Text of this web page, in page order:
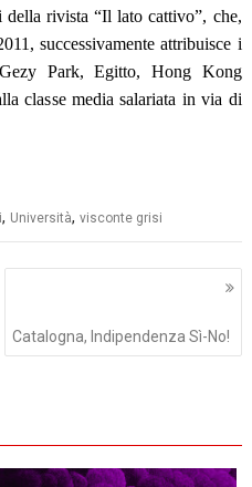
rivista “Il lato cattivo”, che,
successivamente attribuisce i
Park, Egitto, Hong Kong
classe media salariata in via di
, Università,visconte grisi
Catalogna, Indipendenza Sì-No!